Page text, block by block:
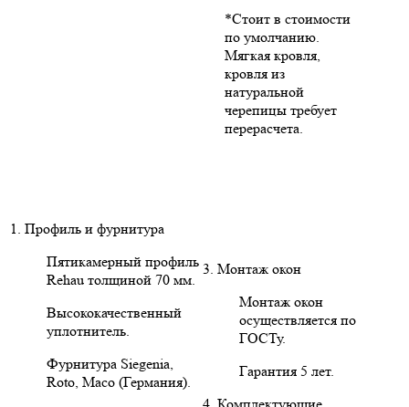
*Стоит в стоимости
по умолчанию.
Мягкая кровля,
кровля из
натуральной
черепицы требует
перерасчета.
1. Профиль и фурнитура
Пятикамерный профиль
Rehau толщиной 70 мм.
Высококачественный
уплотнитель.
Фурнитура Siegenia,
Roto, Maco (Германия).
3. Монтаж окон
Монтаж окон
осуществляется по
ГОСТу.
Гарантия 5 лет.